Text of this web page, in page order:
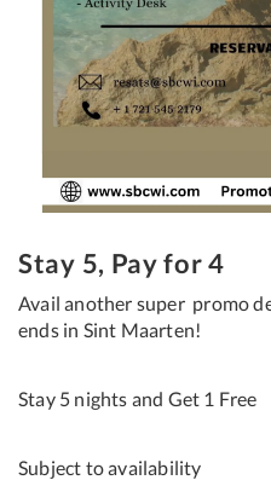
Stay 5, Pay for 4
Avail another super promo
ends in Sint Maarten!
Stay 5 nights and Get 1 Free
Subject to availability